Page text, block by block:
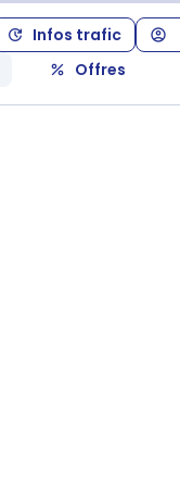
Infos trafic
Offres